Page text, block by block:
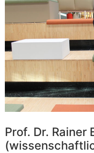
Prof. Dr. Rainer